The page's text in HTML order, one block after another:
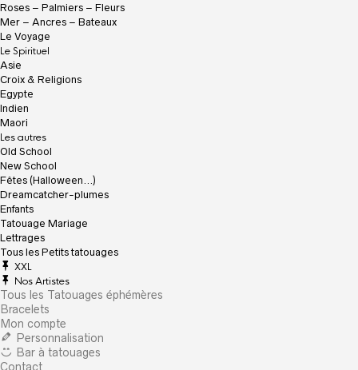
Roses – Palmiers – Fleurs
Mer – Ancres – Bateaux
Le Voyage
Le Spirituel
Asie
Croix & Religions
Egypte
Indien
Maori
Les autres
Old School
New School
Fêtes (Halloween…)
Dreamcatcher-plumes
Enfants
Tatouage Mariage
Lettrages
Tous les Petits tatouages
XXL
Nos Artistes
Tous les Tatouages éphémères
Bracelets
Mon compte
Personnalisation
Bar à tatouages
Contact